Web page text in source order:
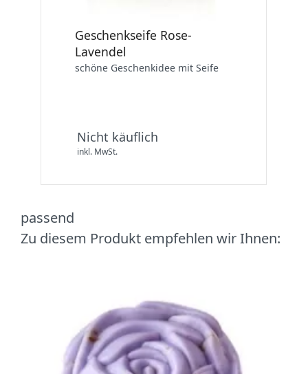
Geschenkseife Rose-
Lavendel
schöne Geschenkidee mit Seife
Nicht käuflich
inkl. MwSt.
passend
Zu diesem Produkt empfehlen wir Ihnen: